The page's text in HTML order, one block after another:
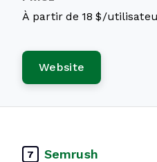
À partir de 18 $/
Website
7 Semrush